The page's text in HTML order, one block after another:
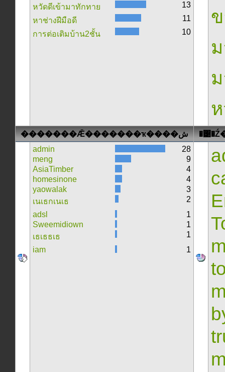
หวัดดีเข้ามาทักทาย
13
หาช่างฝีมือดี
11
การต่อเติมบ้าน2ชั้น
10
�������Ǣ�������ҡ����ش
admin
28
meng
9
AsiaTimber
4
homesinone
4
yaowalak
3
เนเธกเนเธ
2
adsl
1
Sweemidiown
1
เธเธธเธ
1
iam
1